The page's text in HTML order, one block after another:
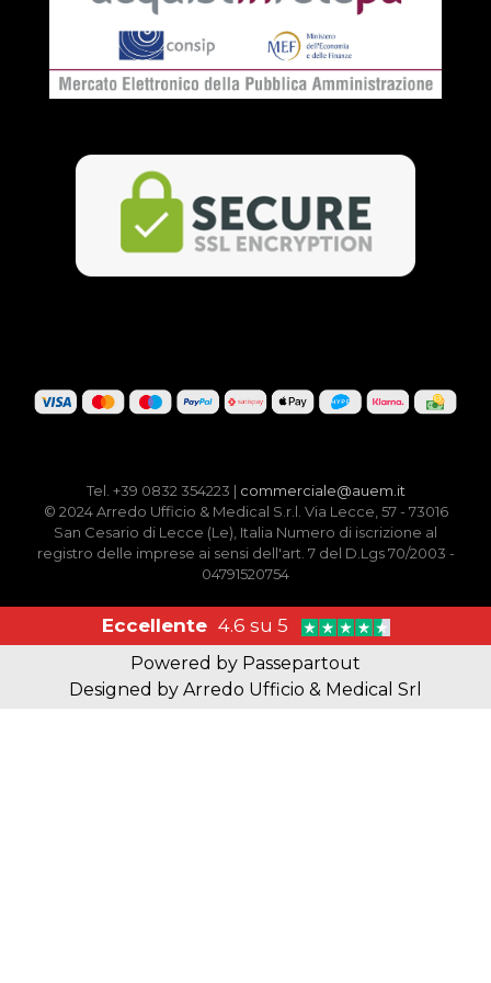
Tel. +39 0832 354223 | commerciale@auem.it
© 2024 Arredo Ufficio & Medical S.r.l. Via Lecce, 57 - 73016
San Cesario di Lecce (Le), Italia Numero di iscrizione al
registro delle imprese ai sensi dell'art. 7 del D.Lgs 70/2003 -
04791520754
Eccellente 4.6 su 5
Powered by Passepartout
Designed by Arredo Ufficio & Medical Srl